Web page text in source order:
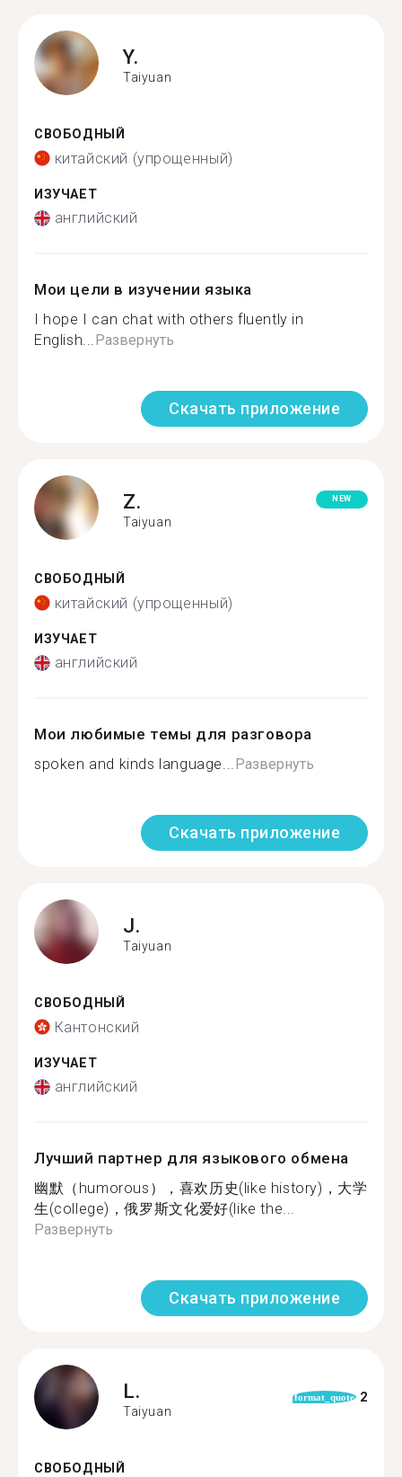
Y.
Taiyuan
СВОБОДНЫЙ
китайский (упрощенный)
ИЗУЧАЕТ
английский
Мои цели в изучении языка
I hope I can chat with others fluently in
English...Развернуть
Скачать приложение
Z.
Taiyuan
NEW
СВОБОДНЫЙ
китайский (упрощенный)
ИЗУЧАЕТ
английский
Мои любимые темы для разговора
spoken and kinds language...Развернуть
Скачать приложение
J.
Taiyuan
СВОБОДНЫЙ
Кантонский
ИЗУЧАЕТ
английский
Лучший партнер для языкового обмена
幽默（humorous），喜欢历史(like history)，大学
生(college)，俄罗斯文化爱好(like the...
Развернуть
Скачать приложение
L.
Taiyuan
format_quote 2
СВОБОДНЫЙ